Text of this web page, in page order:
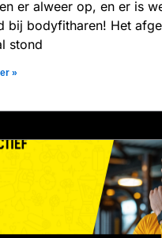
er alweer op, en er is
bij bodyfitharen! Het
stond
»